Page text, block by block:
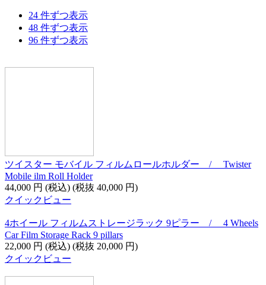
24 件ずつ表示
48 件ずつ表示
96 件ずつ表示
ツイスター モバイル フィルムロールホルダー / Twister
Mobile ilm Roll Holder
44,000 円 (税込) (税抜 40,000 円)
クイックビュー
4ホイール フィルムストレージラック 9ピラー / 4 Wheels
Car Film Storage Rack 9 pillars
22,000 円 (税込) (税抜 20,000 円)
クイックビュー